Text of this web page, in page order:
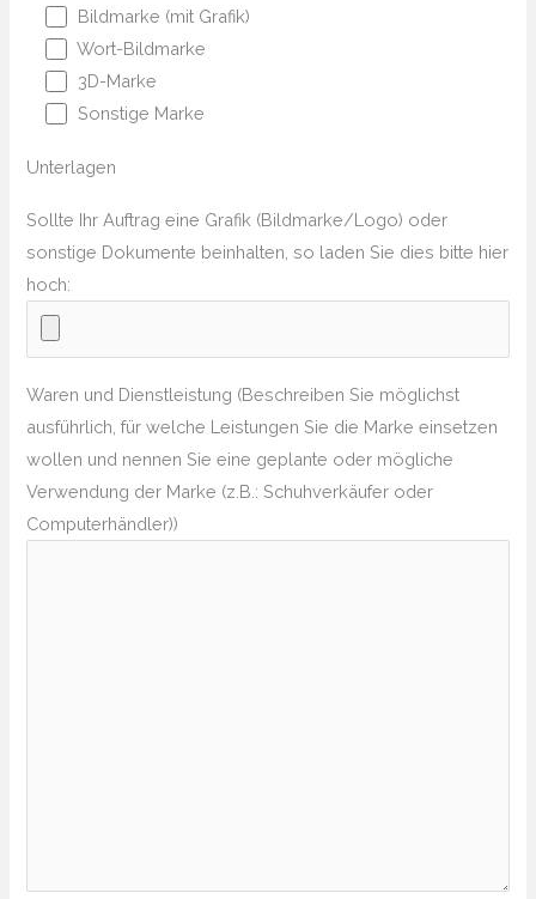
Bildmarke (mit Grafik)
Wort-Bildmarke
3D-Marke
Sonstige Marke
Unterlagen
Sollte Ihr Auftrag eine Grafik (Bildmarke/Logo) oder
sonstige Dokumente beinhalten, so laden Sie dies bitte hier
hoch:
Waren und Dienstleistung (Beschreiben Sie möglichst
ausführlich, für welche Leistungen Sie die Marke einsetzen
wollen und nennen Sie eine geplante oder mögliche
Verwendung der Marke (z.B.: Schuhverkäufer oder
Computerhändler))